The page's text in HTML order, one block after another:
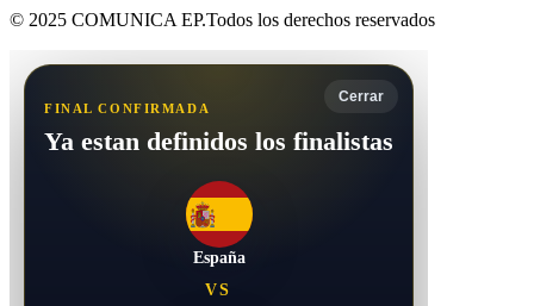
© 2025 COMUNICA EP.Todos los derechos reservados
Cerrar
FINAL CONFIRMADA
Ya estan definidos los finalistas
España
VS